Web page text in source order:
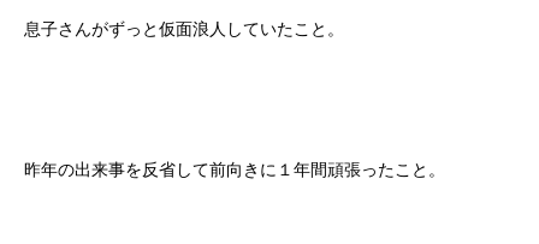
息子さんがずっと仮面浪人していたこと。
昨年の出来事を反省して前向きに１年間頑張ったこと。